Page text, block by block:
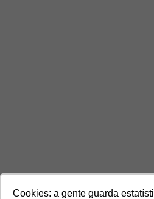
Cookies: a gente guarda